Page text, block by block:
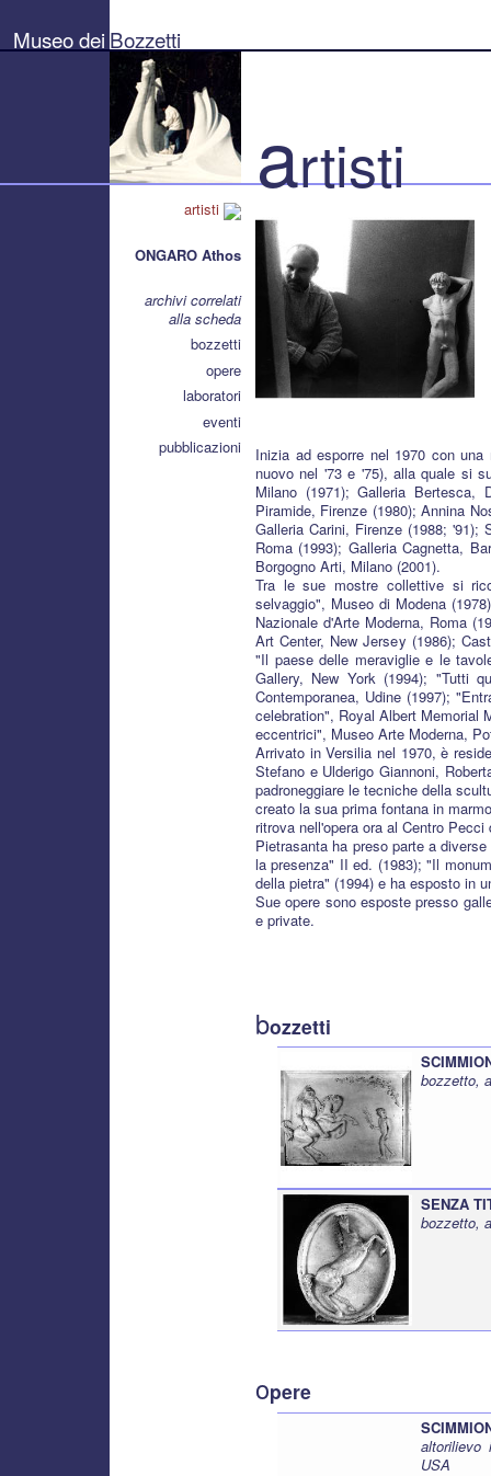
Bozzetti
"Pierluigi
Museo dei Bozzetti
artisti
ONGARO Athos
archivi correlati
alla scheda
bozzetti
opere
laboratori
eventi
pubblicazioni
artisti
Inizia ad esporre nel 1970 con
nuovo nel '73 e '75), alla quale si
Milano (1971); Galleria Bertesca,
Piramide, Firenze (1980); Annina
Galleria Carini, Firenze (1988; '91);
Roma (1993); Galleria Cagnetta,
Borgogno Arti, Milano (2001).
Tra le sue mostre collettive si
selvaggio", Museo di Modena
Nazionale d'Arte Moderna, Roma
Art Center, New Jersey (1986);
"Il paese delle meraviglie e le
Gallery, New York (1994); "Tutti
Contemporanea, Udine (1997);
celebration", Royal Albert Memorial
eccentrici", Museo Arte Moderna,
Arrivato in Versilia nel 1970, è
Stefano e Ulderigo Giannoni,
padroneggiare le tecniche della
creato la sua prima fontana in
ritrova nell'opera ora al Centro
Pietrasanta ha preso parte a
la presenza" II ed. (1983); "Il
della pietra" (1994) e ha esposto in
Sue opere sono esposte presso
e private.
bozzetti
bozzetto,
SENZA
bozzetto,
opere
altorilievo
USA